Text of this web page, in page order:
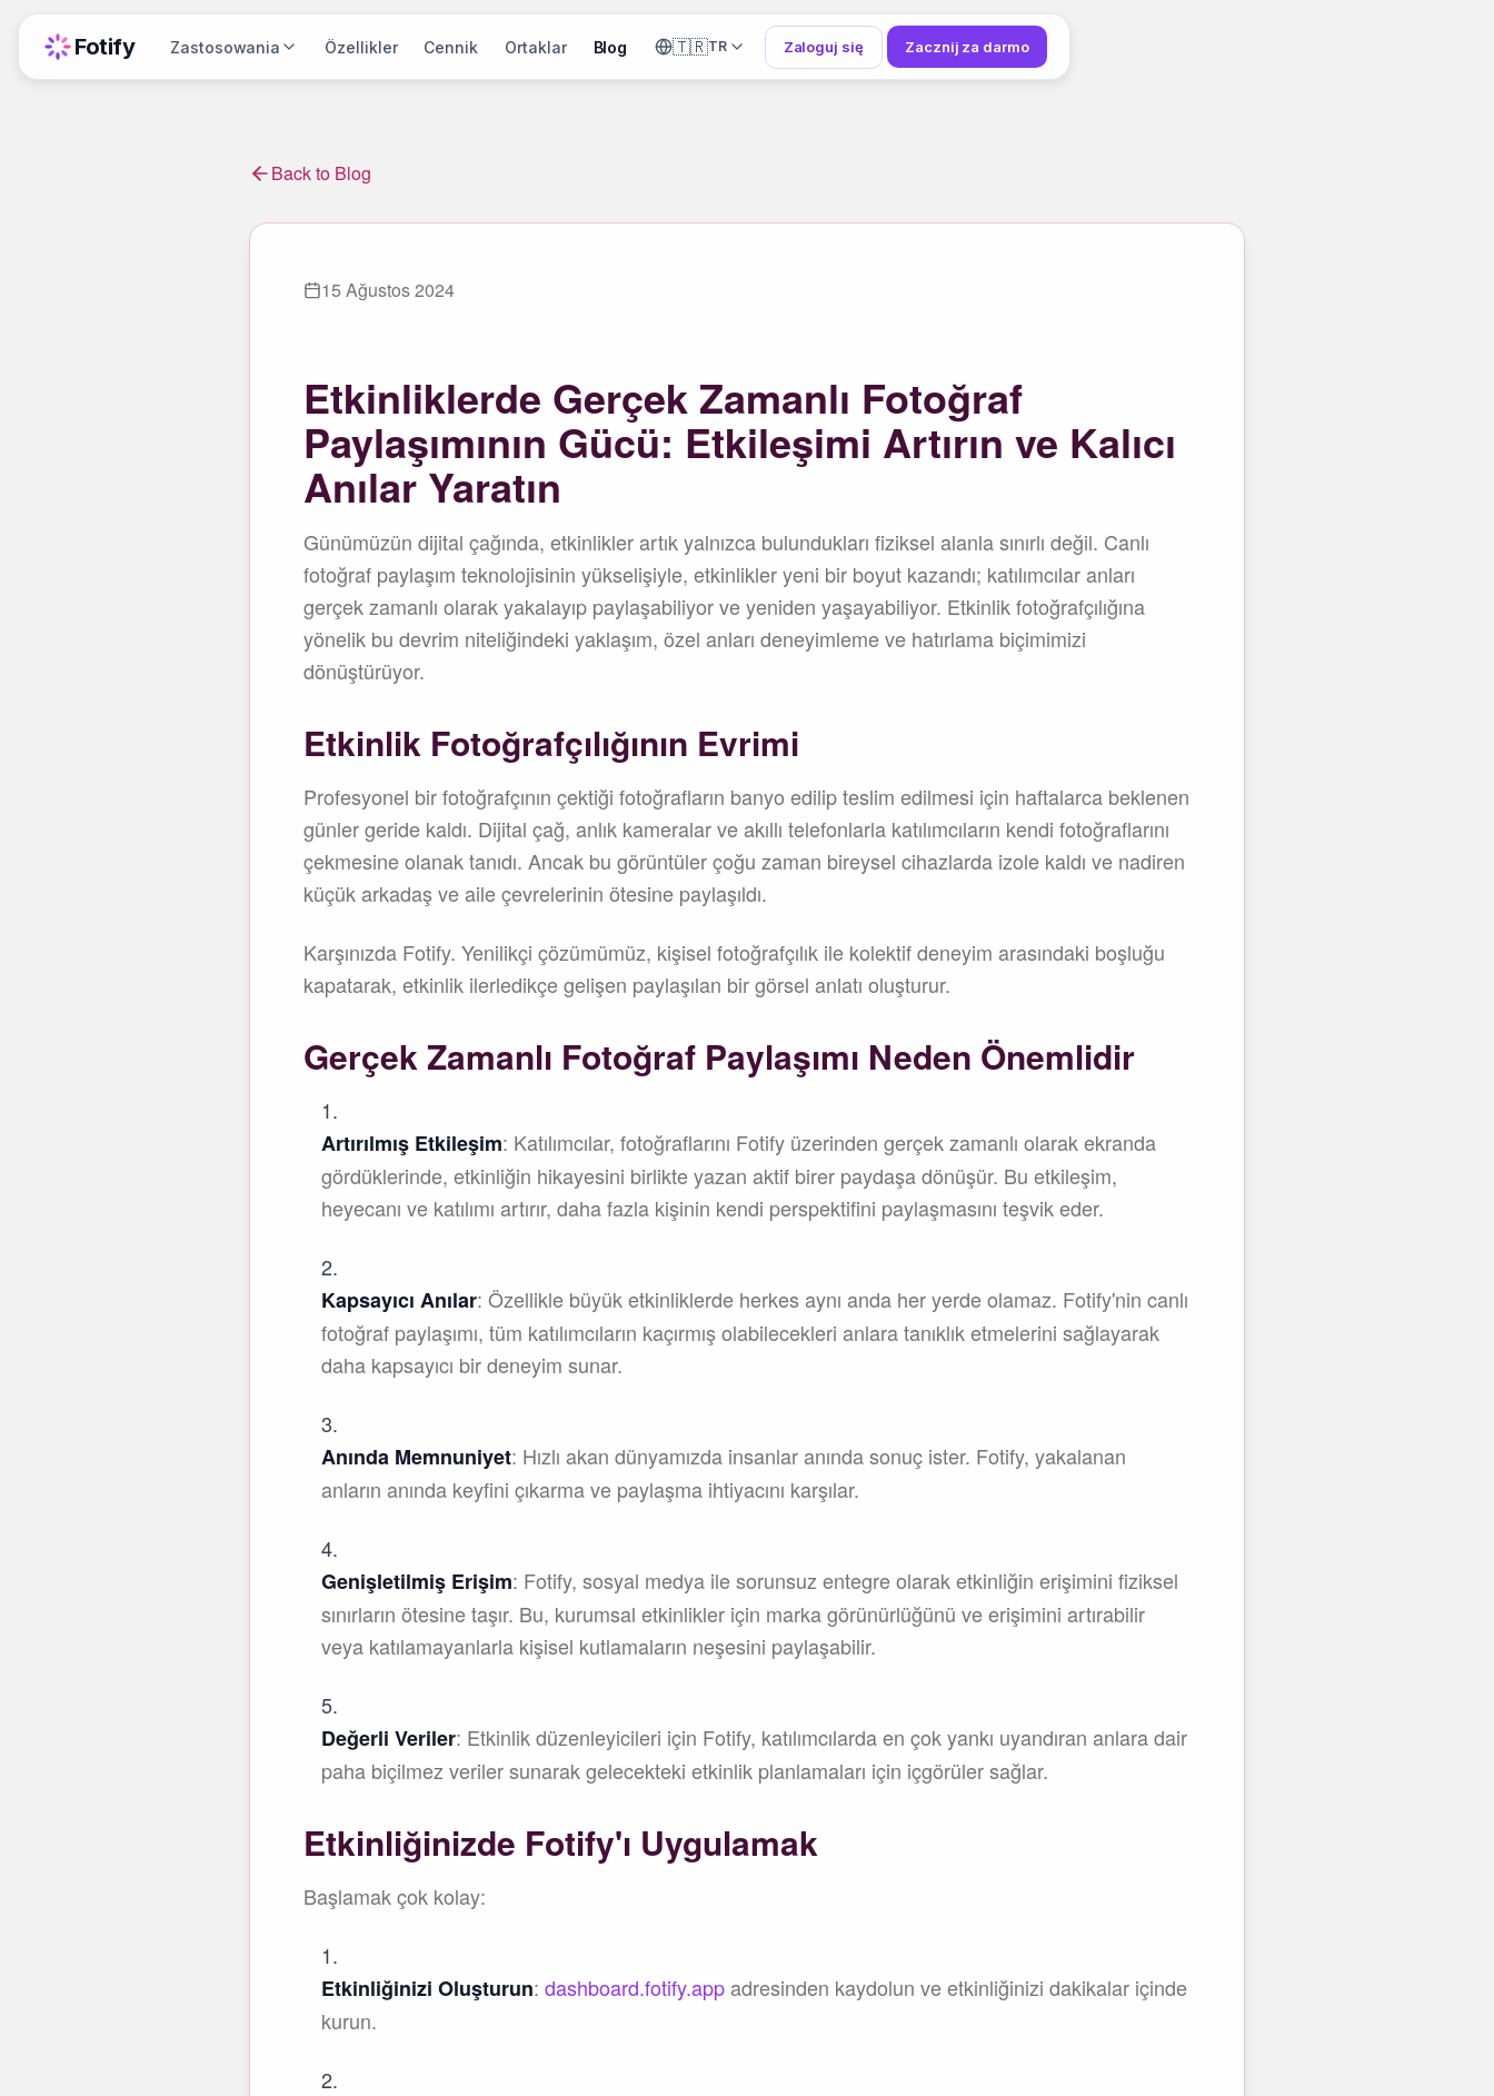
Fotify Zastosowania Özellikler Cennik Ortaklar Blog 🇹🇷TR Zaloguj się Zacznij za darmo
Back to Blog
15 Ağustos 2024
Etkinliklerde Gerçek Zamanlı Fotoğraf
Paylaşımının Gücü: Etkileşimi Artırın ve Kalıcı
Anılar Yaratın
Günümüzün dijital çağında, etkinlikler artık yalnızca bulundukları fiziksel alanla sınırlı değil. Canlı
fotoğraf paylaşım teknolojisinin yükselişiyle, etkinlikler yeni bir boyut kazandı; katılımcılar anları
gerçek zamanlı olarak yakalayıp paylaşabiliyor ve yeniden yaşayabiliyor. Etkinlik fotoğrafçılığına
yönelik bu devrim niteliğindeki yaklaşım, özel anları deneyimleme ve hatırlama biçimimizi
dönüştürüyor.
Etkinlik Fotoğrafçılığının Evrimi
Profesyonel bir fotoğrafçının çektiği fotoğrafların banyo edilip teslim edilmesi için haftalarca beklenen
günler geride kaldı. Dijital çağ, anlık kameralar ve akıllı telefonlarla katılımcıların kendi fotoğraflarını
çekmesine olanak tanıdı. Ancak bu görüntüler çoğu zaman bireysel cihazlarda izole kaldı ve nadiren
küçük arkadaş ve aile çevrelerinin ötesine paylaşıldı.
Karşınızda Fotify. Yenilikçi çözümümüz, kişisel fotoğrafçılık ile kolektif deneyim arasındaki boşluğu
kapatarak, etkinlik ilerledikçe gelişen paylaşılan bir görsel anlatı oluşturur.
Gerçek Zamanlı Fotoğraf Paylaşımı Neden Önemlidir
Artırılmış Etkileşim: Katılımcılar, fotoğraflarını Fotify üzerinden gerçek zamanlı olarak ekranda
gördüklerinde, etkinliğin hikayesini birlikte yazan aktif birer paydaşa dönüşür. Bu etkileşim,
heyecanı ve katılımı artırır, daha fazla kişinin kendi perspektifini paylaşmasını teşvik eder.
Kapsayıcı Anılar: Özellikle büyük etkinliklerde herkes aynı anda her yerde olamaz. Fotify'nin canlı
fotoğraf paylaşımı, tüm katılımcıların kaçırmış olabilecekleri anlara tanıklık etmelerini sağlayarak
daha kapsayıcı bir deneyim sunar.
Anında Memnuniyet: Hızlı akan dünyamızda insanlar anında sonuç ister. Fotify, yakalanan
anların anında keyfini çıkarma ve paylaşma ihtiyacını karşılar.
Genişletilmiş Erişim: Fotify, sosyal medya ile sorunsuz entegre olarak etkinliğin erişimini fiziksel
sınırların ötesine taşır. Bu, kurumsal etkinlikler için marka görünürlüğünü ve erişimini artırabilir
veya katılamayanlarla kişisel kutlamaların neşesini paylaşabilir.
Değerli Veriler: Etkinlik düzenleyicileri için Fotify, katılımcılarda en çok yankı uyandıran anlara dair
paha biçilmez veriler sunarak gelecekteki etkinlik planlamaları için içgörüler sağlar.
Etkinliğinizde Fotify'ı Uygulamak
Başlamak çok kolay:
Etkinliğinizi Oluşturun: dashboard.fotify.appadresinden kaydolun ve etkinliğinizi dakikalar içinde
kurun.